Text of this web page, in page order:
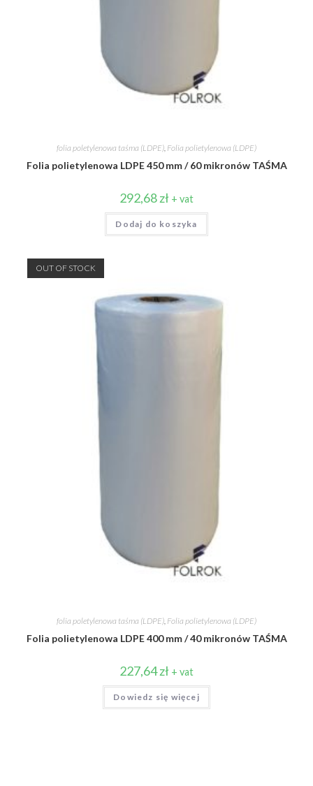
folia poletylenowa taśma (LDPE) Folia polietylenowa (LDPE)
Folia polietylenowa LDPE 450 mm / 60 mikronów TAŚMA
292,68zł + vat
Dodaj do koszyka
OUT OF STOCK
folia poletylenowa taśma (LDPE), Folia polietylenowa (LDPE)
Folia polietylenowa LDPE 400 mm / 40 mikronów TAŚMA
227,64zł + vat
Dowiedz się więcej